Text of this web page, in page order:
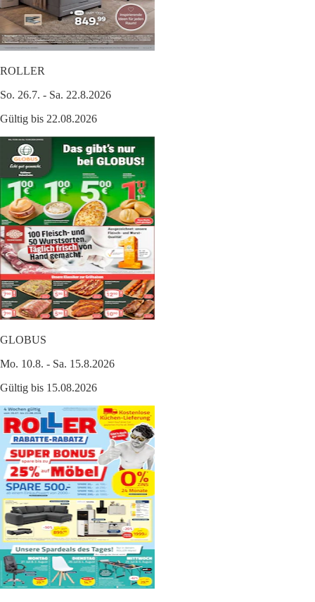
ROLLER
So. 26.7. - Sa. 22.8.2026
Gültig bis 22.08.2026
GLOBUS
Mo. 10.8. - Sa. 15.8.2026
Gültig bis 15.08.2026